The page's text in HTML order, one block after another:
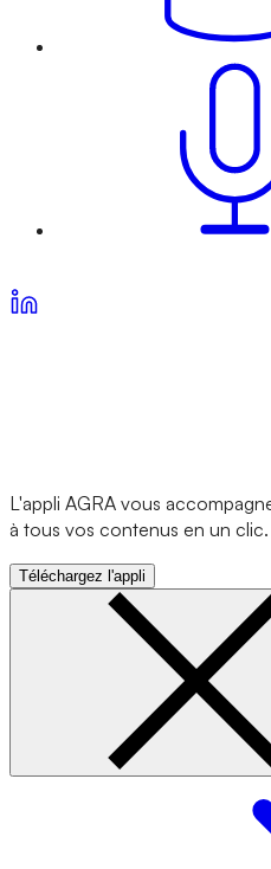
L'appli AGRA vous
à tous vos contenus en un clic.
Téléchargez l'appli